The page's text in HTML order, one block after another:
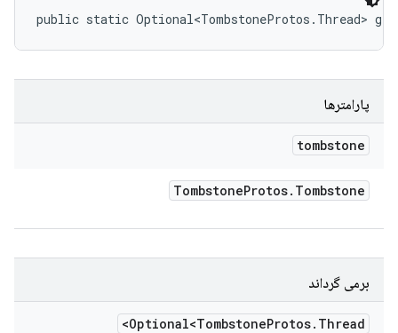
public static Optional<TombstoneProtos.Thread>
پارامترها
tombstone
TombstoneProtos. Tombstone
برمی گرداند
Optional<TombstoneProtos. Thread>